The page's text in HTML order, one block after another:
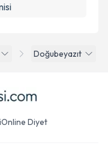
Doğubeyazıt
Online Diyet